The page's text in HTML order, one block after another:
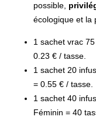
possible,
écologique et la
1 sachet vrac
0.23 € / tasse.
1 sachet 20
= 0.55 € / tasse.
1 sachet 40
Féminin = 40